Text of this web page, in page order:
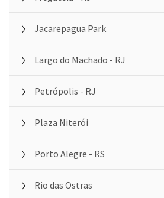
Jacarepagua Park
Largo do Machado - RJ
Petrópolis - RJ
Plaza Niterói
Porto Alegre - RS
Rio das Ostras